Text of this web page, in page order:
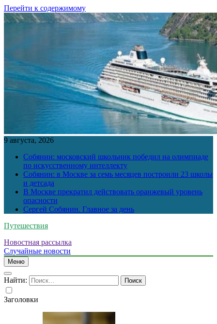
Перейти к содержимому
9 августа, 2026
Собянин: московский школьник победил на олимпиаде
по искусственному интеллекту
Собянин: в Москве за семь месяцев построили 23 школы
и детсада
В Москве прекратил действовать оранжевый уровень
опасности
Сергей Собянин. Главное за день
Путешествия
Новостная рассылка
Случайные новости
Меню
Найти:
Заголовки